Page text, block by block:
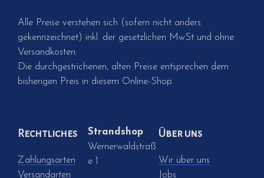
Alle Preise verstehen sich (sofern nicht anders
gekennzeichnet) inkl. der gesetzlichen MwSt und ohne
Versandkosten.
Die durchgestrichenen, alten Preise entsprechen dem
bisherigen Preis in diesem Online-Shop.
Rechtliches
Zahlungsarten
Versandarten
Strandshop
Wernerwaldstraß
e 1
Über uns
Wir über uns
Jobs